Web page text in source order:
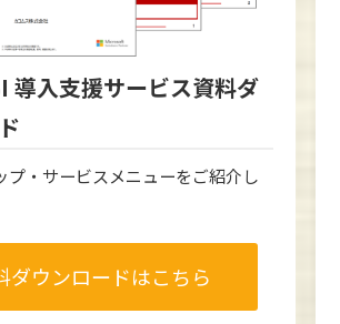
導入支援サービス資料ダ
プ・サービスメニューをご紹介し
ダウンロードはこちら